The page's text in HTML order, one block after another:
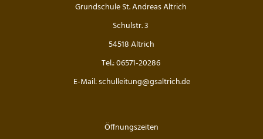
Die Drittklässler bei den Waldjugendspielen
Fußballturnier Kreismeisterschaft der Mädchen
Grundschule St. Andreas Altrich
Schulstr. 3
54518 Altrich
Tel.: 06571-20286
E-Mail: schulleitung@gsaltrich.de
Öffnungszeiten